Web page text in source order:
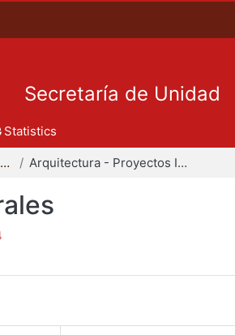
Secretaría de Unidad
Statistics
Proyectos Integrales / Terminales - Licenciatura Arquitectura - Proyectos Integrales